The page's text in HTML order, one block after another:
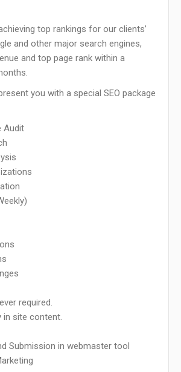
top rankings for our clients’
and other major search engines,
and top page rank within a
you with a special SEO package
Audit
required.
in site content.
Submission in webmaster tool